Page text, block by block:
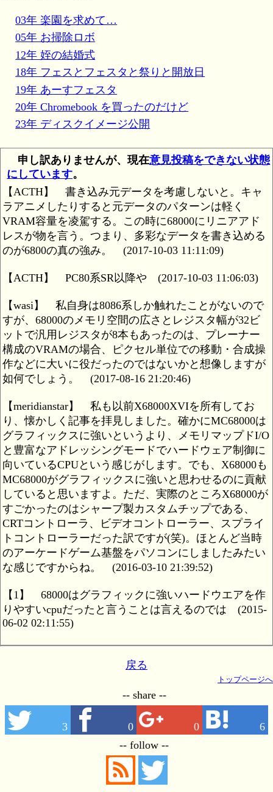
03年 楽園を求めて…
05年 お掃除ロボ
12年 姪の結婚式
18年 フェスとフェスタと祭りと開放日
19年 あーすフェスタ
20年 Chromebook を買ったのだけど
23年 ディスクイメージ公開
申し訳ありませんが、現在意見投稿をできない状態
にしています。
【ACTH】 書き込み元データを考慮しないと。キャ
ラアニメしたりすると元データのパターンは軽く
VRAM容量を凌駕する。この時に68000にリニアアド
レスが物を言う。つまり、多彩なデータを書き込める
のが6800の真の強み。
(2017-10-03 11:11:09)
【ACTH】 PC80系SR以降や (2017-10-03 11:06:03)
【wasi】 私自身は8086系しか触れたことがないので
すが、68000のメモリ空間の広さとレジスタ幅が32ビ
ットで汎用レジスタが8本もあったのは、プレーナー
構成のVRAMの場合、ピクセル単位での移動・合成操
作などに大いに役だったのではないかと想像しますが
如何でしょう。
(2017-08-16 21:20:46)
【meridianstar】 私も以前X68000XVIを所有してお
り、懐かしく記事を拝見しました。確かにMC68000は
グラフィックスに強いというより、メモリマップドI/O
と豊富なアドレッシングモードでハードウェア制御に
向いているCPUという感じがします。でも、X68000も
MC68000がグラフィックスに強いと思わせるのに貢献
していると思いますよ。ただ、実際のところX68000が
すごかったのはシャープ製カスタムチップである、
CRTコントローラ、ビデオコントローラー、スプライ
トコントローラーだった訳ですが(笑)。ほとんど当時
のアーケードゲーム基盤をパソコンにしましたみたい
な感じですからね。
(2016-03-10 21:39:52)
【1】 68000はグラフィックに強いハードウエアを作
りやすいcpuだったと言うことは言えるのでは (2015-
06-02 02:11:55)
戻る
トップページへ
-- share --
3 0 0 6
-- follow --